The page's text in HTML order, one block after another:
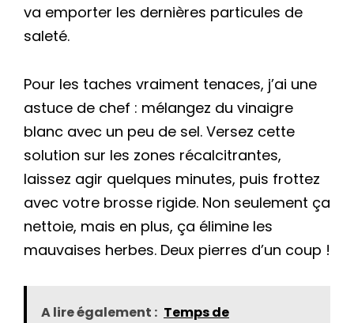
va emporter les dernières particules de
saleté.
Pour les taches vraiment tenaces, j’ai une
astuce de chef : mélangez du vinaigre
blanc avec un peu de sel. Versez cette
solution sur les zones récalcitrantes,
laissez agir quelques minutes, puis frottez
avec votre brosse rigide. Non seulement ça
nettoie, mais en plus, ça élimine les
mauvaises herbes. Deux pierres d’un coup !
A lire également : Temps de